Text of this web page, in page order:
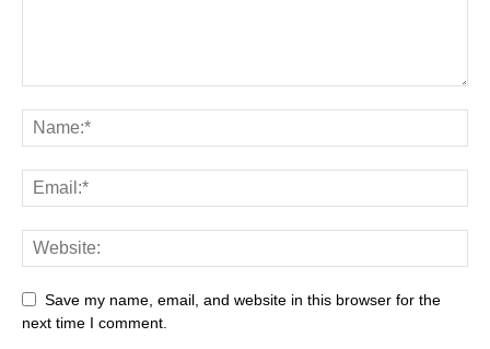
Save my name, email, and website in this browser for the
next time I comment.